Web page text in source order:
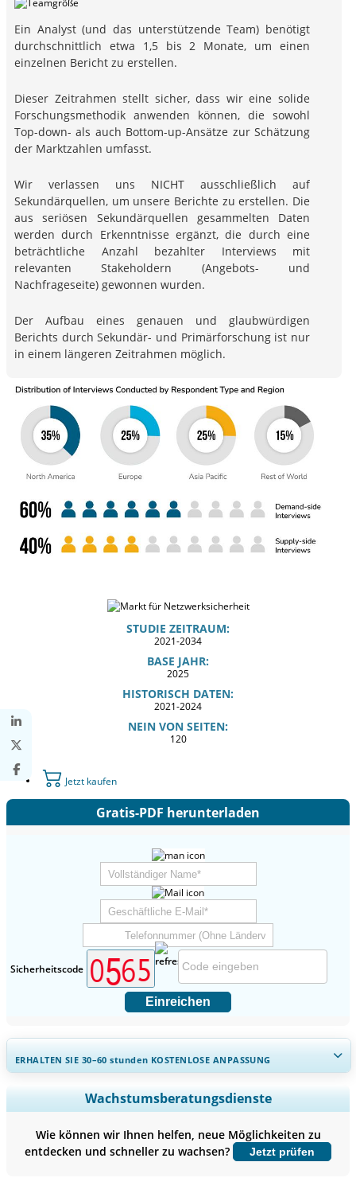
Ein Analyst (und das unterstützende Team) benötigt
durchschnittlich etwa 1,5 bis 2 Monate, um einen
einzelnen Bericht zu erstellen.
Dieser Zeitrahmen stellt sicher, dass wir eine solide
Forschungsmethodik anwenden können, die sowohl
Top-down- als auch Bottom-up-Ansätze zur Schätzung
der Marktzahlen umfasst.
Wir verlassen uns NICHT ausschließlich auf
Sekundärquellen, um unsere Berichte zu erstellen. Die
aus seriösen Sekundärquellen gesammelten Daten
werden durch Erkenntnisse ergänzt, die durch eine
beträchtliche Anzahl bezahlter Interviews mit
relevanten Stakeholdern (Angebots- und
Nachfrageseite) gewonnen wurden.
Der Aufbau eines genauen und glaubwürdigen
Berichts durch Sekundär- und Primärforschung ist nur
in einem längeren Zeitrahmen möglich.
STUDIE ZEITRAUM:
2021-2034
BASE JAHR:
2025
HISTORISCH DATEN:
2021-2024
NEIN VON SEITEN:
120
Jetzt kaufen
Gratis-PDF herunterladen
Sicherheitscode
Einreichen
ERHALTEN SIE 30–60stunden KOSTENLOSE ANPASSUNG
Regionale und länderspezifische Abdeckung erweitern,
Segmentanalyse, Unternehmensprofile, Wettbewerbs-
Jetzt anpassen
Wachstumsberatungsdienste
Wie können wir Ihnen helfen, neue Möglichkeiten zu
entdecken und schneller zu wachsen?
Jetzt prüfen